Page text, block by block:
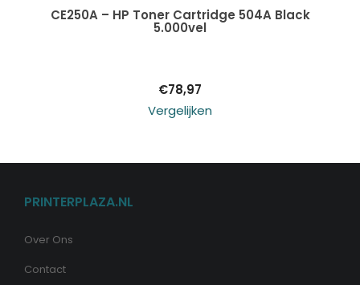
Toevoegen aan
CE250A – HP Toner Cartridge 504A Black
5.000vel
€78,97
Vergelijken
PRINTERPLAZA.NL
Over Ons
Contact